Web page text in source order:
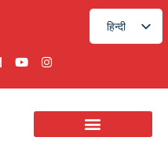
हिन्दी
यू i
n
a